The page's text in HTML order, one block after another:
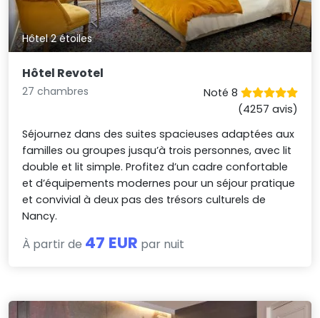
Hôtel 2 étoiles
Hôtel Revotel
27 chambres
Noté 8
(4257 avis)
Séjournez dans des suites spacieuses adaptées aux
familles ou groupes jusqu’à trois personnes, avec lit
double et lit simple. Profitez d’un cadre confortable
et d’équipements modernes pour un séjour pratique
et convivial à deux pas des trésors culturels de
Nancy.
À partir de 47 EUR par nuit